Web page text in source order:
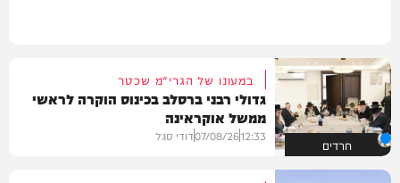
חרדים
במעונו של הגרי"מ שכטר
גדולי רבני ברסלב בכינוס הוקרה לראשי
ממשל אוקראינה
12:33
07/08/26דודי סגל